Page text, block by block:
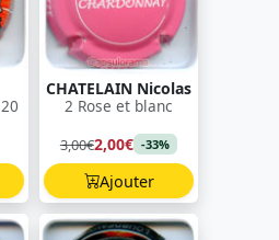
CHATELAIN Nicolas
2 Rose et blanc
3,00€2,00€ -33%
Ajouter